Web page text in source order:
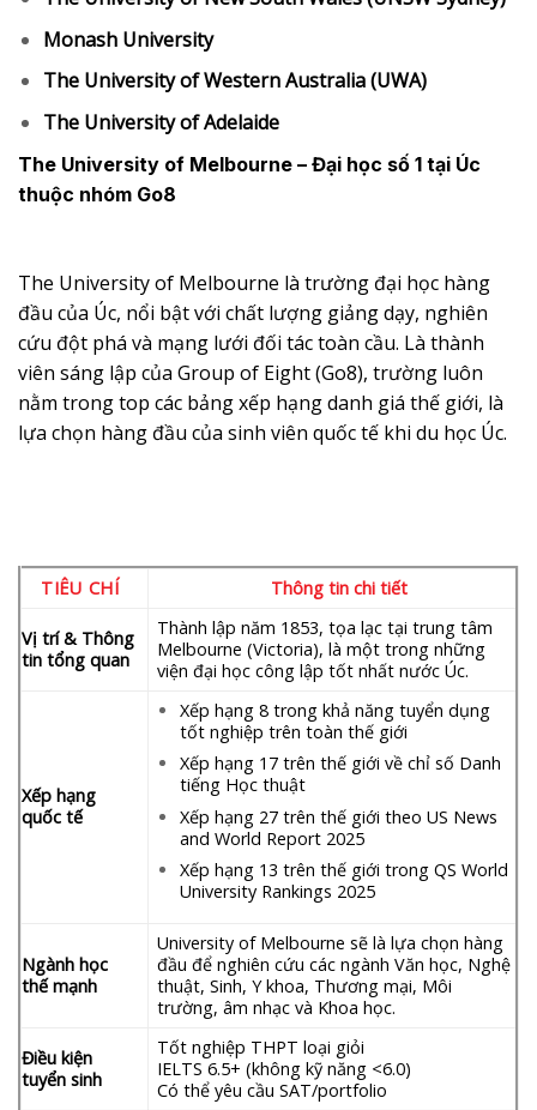
Monash University
The University of Western Australia (UWA)
The University of Adelaide
The University of Melbourne – Đại học số 1 tại Úc
thuộc nhóm Go8
The University of Melbourne là trường đại học hàng
đầu của Úc, nổi bật với chất lượng giảng dạy, nghiên
cứu đột phá và mạng lưới đối tác toàn cầu. Là thành
viên sáng lập của Group of Eight (Go8), trường luôn
nằm trong top các bảng xếp hạng danh giá thế giới, là
lựa chọn hàng đầu của sinh viên quốc tế khi du học Úc.
TIÊU CHÍ Thông tin chi tiết
Vị trí & Thông
tin tổng quan
Thành lập năm 1853, tọa lạc tại trung tâm
Melbourne (Victoria), là một trong những
viện đại học công lập tốt nhất nước Úc.
Xếp hạng
quốc tế
Xếp hạng 8 trong khả năng tuyển dụng
tốt nghiệp trên toàn thế giới
Xếp hạng 17 trên thế giới về chỉ số Danh
tiếng Học thuật
Xếp hạng 27 trên thế giới theo US News
and World Report 2025
Xếp hạng 13 trên thế giới trong QS World
University Rankings 2025
Ngành học
thế mạnh
University of Melbourne sẽ là lựa chọn hàng
đầu để nghiên cứu các ngành Văn học, Nghệ
thuật, Sinh, Y khoa, Thương mại, Môi
trường, âm nhạc và Khoa học.
Điều kiện
tuyển sinh
Tốt nghiệp THPT loại giỏi
IELTS 6.5+ (không kỹ năng <6.0)
Có thể yêu cầu SAT/portfolio